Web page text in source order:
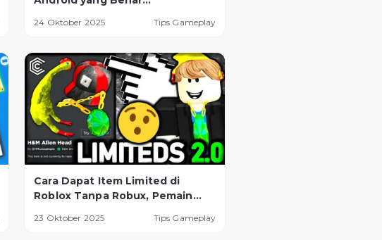
Secara Legal
24 Oktober 2025 Tips Gameplay
Cara Dapat Item Limited di
Roblox Tanpa Robux, Pemain
23 Oktober 2025 Tips Gameplay